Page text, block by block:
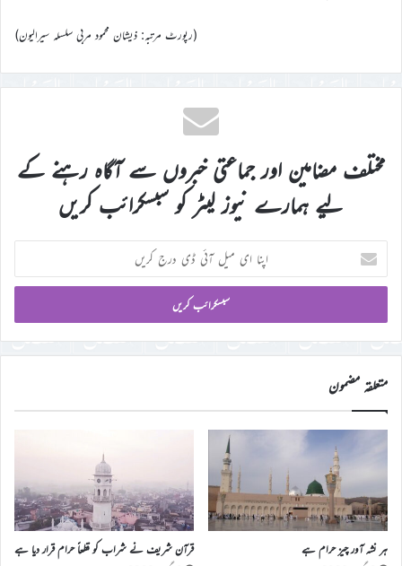
(رپورٹ مرتبہ: ذیشان محمود مربی سلسلہ سیرالیون)
مختلف مضامین اور جماعتی خبروں سے آگاہ رہنے کے
لیے ہمارے نیوز لیٹر کو سبسکرائب کریں
اپنا
ای
میل
ڈی
درج
کریں
متعلقہ مضمون
ہر نشہ آور چیز حرام ہے قرآن شریف نے شراب کو قطعاً حرام قرار دیا ہے